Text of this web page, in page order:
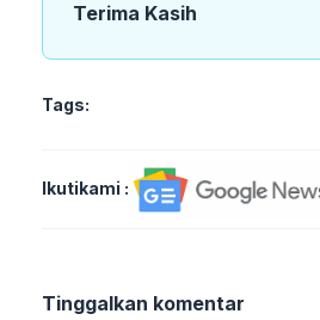
Terima Kasih
Tags:
Ikutikami :
Tinggalkan komentar